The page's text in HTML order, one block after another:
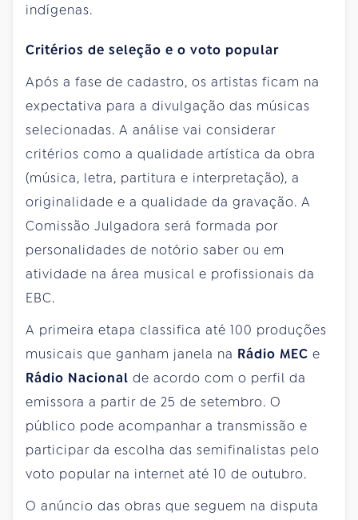
indígenas.
Critérios de seleção e o voto popular
Após a fase de cadastro, os artistas ficam na
expectativa para a divulgação das músicas
selecionadas. A análise vai considerar
critérios como a qualidade artística da obra
(música, letra, partitura e interpretação), a
originalidade e a qualidade da gravação. A
Comissão Julgadora será formada por
personalidades de notório saber ou em
atividade na área musical e profissionais da
EBC.
A primeira etapa classifica até 100 produções
musicais que ganham janela na Rádio MEC e
Rádio Nacional de acordo com o perfil da
emissora a partir de 25 de setembro. O
público pode acompanhar a transmissão e
participar da escolha das semifinalistas pelo
voto popular na internet até 10 de outubro.
O anúncio das obras que seguem na disputa